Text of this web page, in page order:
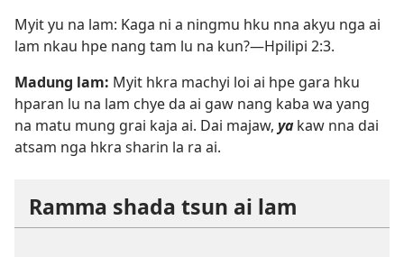
Myit yu na lam: Kaga ni a ningmu hku nna akyu nga ai
lam nkau hpe nang tam lu na kun?​—Hpilipi 2:3.
Madung lam: Myit hkra machyi loi ai hpe gara hku
hparan lu na lam chye da ai gaw nang kaba wa yang
na matu mung grai kaja ai. Dai majaw, yakaw nna dai
atsam nga hkra sharin la ra ai.
Ramma shada tsun ai lam